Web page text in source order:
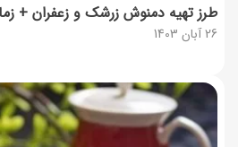
26 آبان 1403
طرز تهیه دمنوش زرشک و زعفران +